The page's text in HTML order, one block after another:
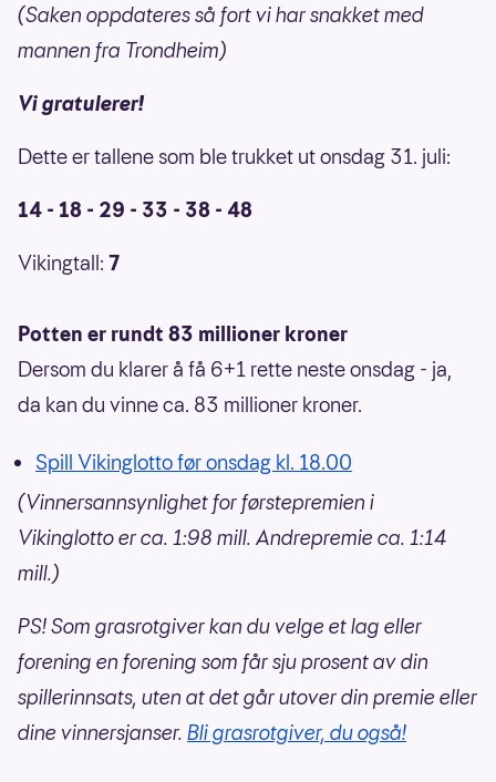
(Saken oppdateres så fort vi har snakket med
mannen fra Trondheim)
Vi gratulerer!
Dette er tallene som ble trukket ut onsdag 31. juli:
14 - 18 - 29 - 33 - 38 - 48
Vikingtall: 7
Potten er rundt 83 millioner kroner
Dersom du klarer å få 6+1 rette neste onsdag - ja,
da kan du vinne ca. 83 millioner kroner.
Spill Vikinglotto før onsdag kl. 18.00
(Vinnersannsynlighet for førstepremien i
Vikinglotto er ca. 1:98 mill. Andrepremie ca. 1:14
mill.)
PS! Som grasrotgiver kan du velge et lag eller
forening en forening som får sju prosent av din
spillerinnsats, uten at det går utover din premie eller
dine vinnersjanser. Bli grasrotgiver, du også!